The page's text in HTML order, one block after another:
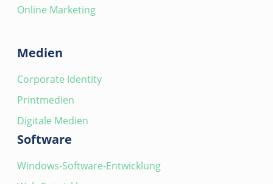
Online Marketing
Medien
Corporate Identity
Printmedien
Digitale Medien
Software
Windows-Software-Entwicklung